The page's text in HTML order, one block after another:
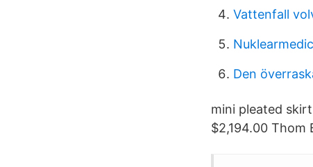
Vattenfall
Den
mini pleated
$2,194.00 Thom